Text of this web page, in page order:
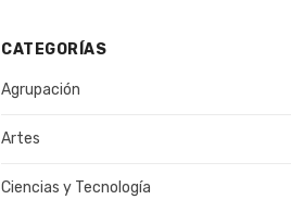
CATEGORÍAS
Agrupación
Artes
Ciencias y Tecnología